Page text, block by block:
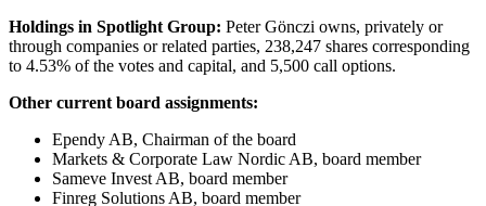
Holdings in Spotlight Group: Peter Gönczi owns, privately or
through companies or related parties, 238,247 shares corresponding
to 4.53% of the votes and capital, and 5,500 call options.
Other current board assignments:
Ependy AB, Chairman of the board
Markets & Corporate Law Nordic AB, board member
Sameve Invest AB, board member
Finreg Solutions AB, board member